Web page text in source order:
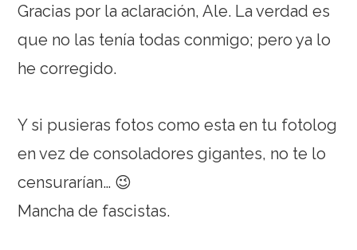
Gracias por la aclaración, Ale. La verdad es
que no las tenía todas conmigo; pero ya lo
he corregido.
Y si pusieras fotos como esta en tu fotolog
en vez de consoladores gigantes, no te lo
censurarían… 😉
Mancha de fascistas.